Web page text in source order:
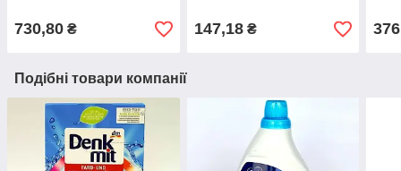
730,80 ₴
машин
147,18₴
Подібні товари компанії